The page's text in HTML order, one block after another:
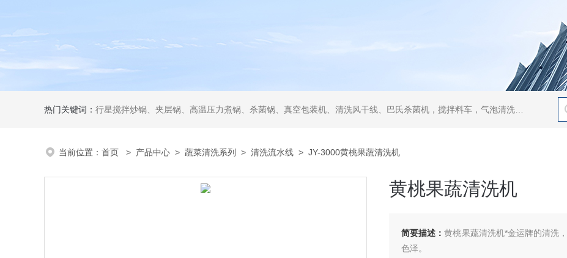
热门关键词： 行星搅拌炒锅、夹层锅、高温压力煮锅、杀菌锅、真空包装机、清洗风干线、巴氏杀菌机，搅拌料车，气泡清洗机，翻转风干机
当前位置： 首页 > 产品中心 > 蔬菜清洗系列 > 清洗流水线 > JY-3000黄桃果蔬清洗机
黄桃果蔬清洗机
简要描述：黄桃果蔬清洗机*金运牌的清洗
色泽。